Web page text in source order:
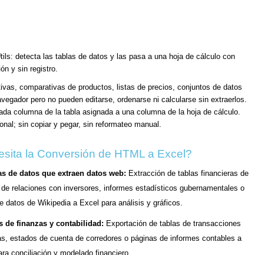
detecta las tablas de datos y las pasa a una hoja de cálculo con
y sin registro.
comparativas de productos, listas de precios, conjuntos de datos
pero no pueden editarse, ordenarse ni calcularse sin extraerlos.
columna de la tabla asignada a una columna de la hoja de cálculo.
sin copiar y pegar, sin reformateo manual.
la Conversión de HTML a Excel?
de datos que extraen datos web: Extracción de tablas financieras de
relaciones con inversores, informes estadísticos gubernamentales o
datos de Wikipedia a Excel para análisis y gráficos.
de finanzas y contabilidad: Exportación de tablas de transacciones
estados de cuenta de corredores o páginas de informes contables a
conciliación y modelado financiero.